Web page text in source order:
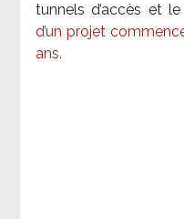
tunnels d’accès et
d’un projet
ans.